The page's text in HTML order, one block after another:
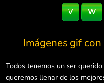
V W
Imágenes gif
Todos tenemos un ser
queremos llenar de los